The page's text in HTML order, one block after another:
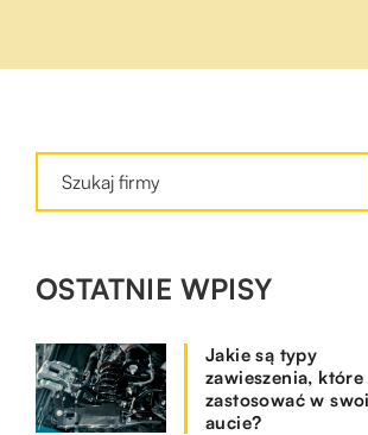
OSTATNIE WPISY
Jakie są typy
zawieszenia, które
zastosować w
aucie?